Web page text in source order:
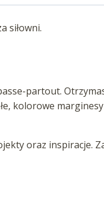
siłowni.
partout.
kolorowe
oraz inspiracje.